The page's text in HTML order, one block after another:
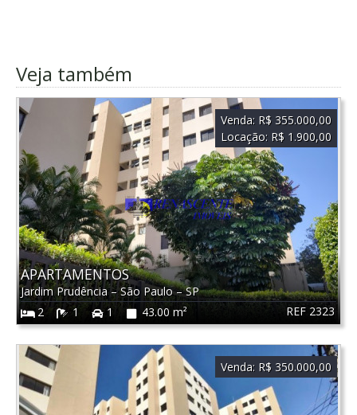
Veja também
REF 2323
APARTAMENTOS
Jardim Prudência–São Paulo–SP
2
1 1 43.00 m²
Venda: R$ 355.000,00
Locação: R$ 1.900,00
Venda: R$ 350.000,00